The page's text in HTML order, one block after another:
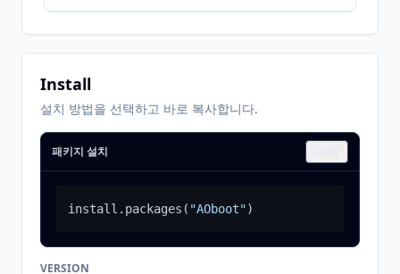
Install
설치 방법을 선택하고 바로 복사합니다.
패키지 설치
install.packages ( "AOboot")
VERSION